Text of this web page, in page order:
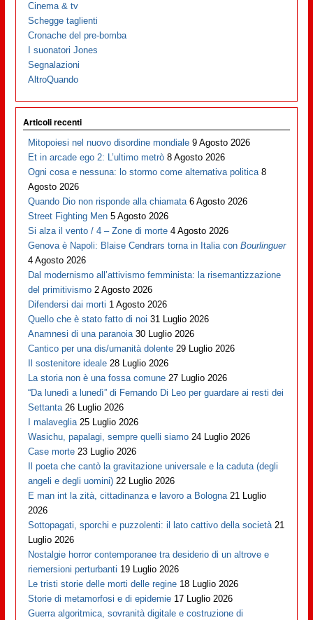
Cinema & tv
Schegge taglienti
Cronache del pre-bomba
I suonatori Jones
Segnalazioni
AltroQuando
Articoli recenti
Mitopoiesi nel nuovo disordine mondiale 9 Agosto 2026
Et in arcade ego 2: L’ultimo metrò 8 Agosto 2026
Ogni cosa e nessuna: lo stormo come alternativa politica 8
Agosto 2026
Quando Dio non risponde alla chiamata 6 Agosto 2026
Street Fighting Men 5 Agosto 2026
Si alza il vento / 4 – Zone di morte 4 Agosto 2026
Genova è Napoli: Blaise Cendrars torna in Italia conBourlinguer
4 Agosto 2026
Dal modernismo all’attivismo femminista: la risemantizzazione
del primitivismo 2 Agosto 2026
Difendersi dai morti 1 Agosto 2026
Quello che è stato fatto di noi 31 Luglio 2026
Anamnesi di una paranoia 30 Luglio 2026
Cantico per una dis/umanità dolente 29 Luglio 2026
Il sostenitore ideale 28 Luglio 2026
La storia non è una fossa comune 27 Luglio 2026
“Da lunedì a lunedì” di Fernando Di Leo per guardare ai resti dei
Settanta 26 Luglio 2026
I malaveglia 25 Luglio 2026
Wasichu, papalagi, sempre quelli siamo 24 Luglio 2026
Case morte 23 Luglio 2026
Il poeta che cantò la gravitazione universale e la caduta (degli
angeli e degli uomini) 22 Luglio 2026
E man int la zità, cittadinanza e lavoro a Bologna 21 Luglio
2026
Sottopagati, sporchi e puzzolenti: il lato cattivo della società 21
Luglio 2026
Nostalgie horror contemporanee tra desiderio di un altrove e
riemersioni perturbanti 19 Luglio 2026
Le tristi storie delle morti delle regine 18 Luglio 2026
Storie di metamorfosi e di epidemie 17 Luglio 2026
Guerra algoritmica, sovranità digitale e costruzione di